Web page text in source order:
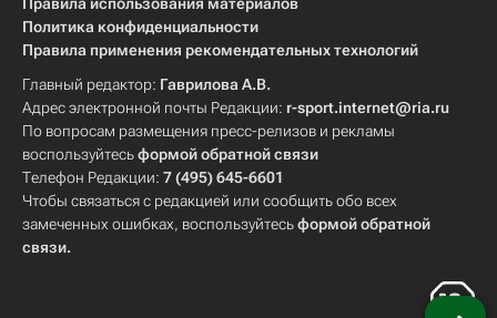
Правила использования материалов
Политика конфиденциальности
Правила применения рекомендательных технологий
Главный редактор: Гаврилова А.В.
Адрес электронной почты Редакции: r-sport.internet@ria.ru
По вопросам размещения пресс-релизов и рекламы
воспользуйтесьформой обратной связи
Телефон Редакции: 7 (495) 645-6601
Чтобы связаться с редакцией или сообщить обо всех
замеченных ошибках, воспользуйтесьформой обратной
связи.